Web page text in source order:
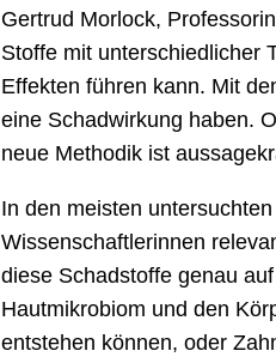
Gertrud Morlock,
Stoffe mit unterschiedlicher
Effekten führen kann. Mit
eine Schadwirkung haben.
neue Methodik ist
In den meisten
Wissenschaftlerinnen
diese Schadstoffe genau
Hautmikrobiom und den
entstehen können, oder